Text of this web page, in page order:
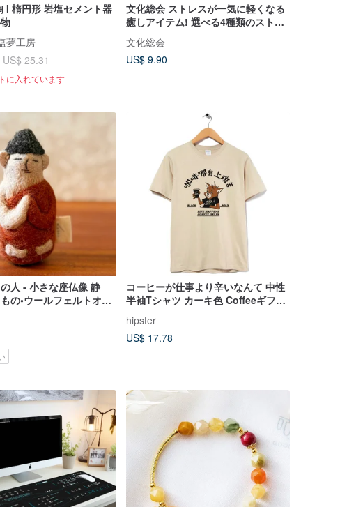
I 楕円形 岩塩セメント器
夢工房
US$ 25.31
に入れています
文化総会 ストレスが一気に軽くなる
癒しアイテム! 選べる4種類のストレ
スボール
文化総会
US$ 9.90
人 - 小さな座仏像 静
の•ウールフェルトオー
ホルダー
コーヒーが仕事より辛いなんて 中性
半袖Tシャツ カーキ色 Coffeeギフト
職場向け 迅速発送
hipster
US$ 17.78